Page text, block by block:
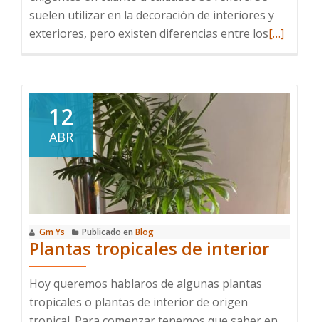
suelen utilizar en la decoración de interiores y
exteriores, pero existen diferencias entre losLeer
[…]
12
ABR
Gm Ys Publicado en Blog
Plantas tropicales de interior
Hoy queremos hablaros de algunas plantas
tropicales o plantas de interior de origen